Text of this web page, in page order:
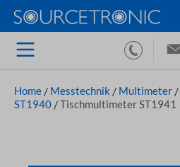
Home / Messtechnik / Multimeter /
ST1940 /Tischmultimeter ST1941